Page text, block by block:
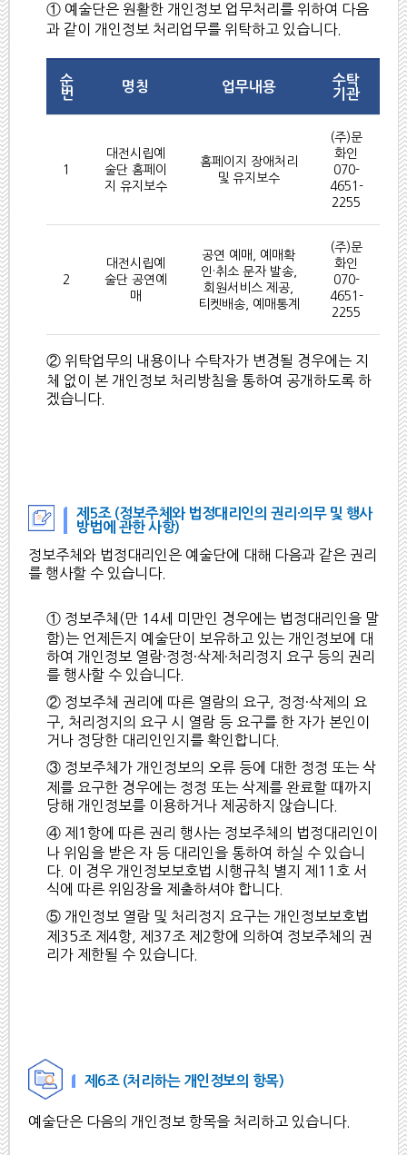
① 예술단은 원활한 개인정보 업무처리를 위하여 다음
과 같이 개인정보 처리업무를 위탁하고 있습니다.
순
번
명칭 업무내용
수탁
기관
1
대전시립예
술단 홈페이
지 유지보수
홈페이지 장애처리
및 유지보수
(주)문
화인
070-
4651-
2255
2
대전시립예
술단 공연예
매
공연 예매, 예매확
인·취소 문자 발송,
회원서비스 제공,
티켓배송, 예매통계
(주)문
화인
070-
4651-
2255
② 위탁업무의 내용이나 수탁자가 변경될 경우에는 지
체 없이 본 개인정보 처리방침을 통하여 공개하도록 하
겠습니다.
제5조 (정보주체와 법정대리인의 권리·의무 및 행사
방법에 관한 사항)
정보주체와 법정대리인은 예술단에 대해 다음과 같은 권리
를 행사할 수 있습니다.
① 정보주체(만 14세 미만인 경우에는 법정대리인을 말
함)는 언제든지 예술단이 보유하고 있는 개인정보에 대
하여 개인정보 열람·정정·삭제·처리정지 요구 등의 권리
를 행사할 수 있습니다.
② 정보주체 권리에 따른 열람의 요구, 정정·삭제의 요
구, 처리정지의 요구 시 열람 등 요구를 한 자가 본인이
거나 정당한 대리인인지를 확인합니다.
③ 정보주체가 개인정보의 오류 등에 대한 정정 또는 삭
제를 요구한 경우에는 정정 또는 삭제를 완료할 때까지
당해 개인정보를 이용하거나 제공하지 않습니다.
④ 제1항에 따른 권리 행사는 정보주체의 법정대리인이
나 위임을 받은 자 등 대리인을 통하여 하실 수 있습니
다. 이 경우 개인정보보호법 시행규칙 별지 제11호 서
식에 따른 위임장을 제출하셔야 합니다.
⑤ 개인정보 열람 및 처리정지 요구는 개인정보보호법
제35조 제4항, 제37조 제2항에 의하여 정보주체의 권
리가 제한될 수 있습니다.
제6조 (처리하는 개인정보의 항목)
예술단은 다음의 개인정보 항목을 처리하고 있습니다.